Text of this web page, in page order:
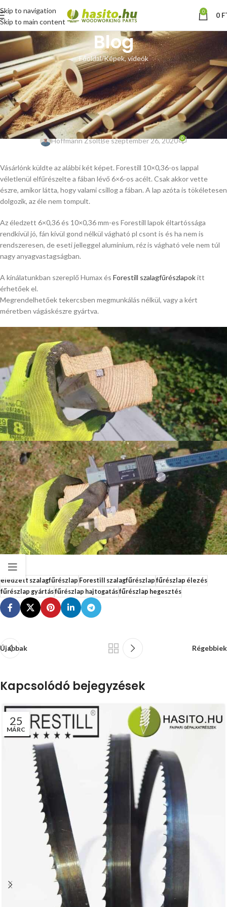
Skip to navigation
Skip to main content
0 0
Blog
Főoldal Képek, videók
KÉPEK, VIDEÓK
Forestill éledzett
szalagfűrészlap nem
rendeltetésszerűen használva
Hoffmann ZsoltBe szeptember 26, 2020 0
Vásárlónk küldte az alábbi két képet. Forestill 10×0,36-os lappal
véletlenül elfűrészelte a fában lévő 6×6-os acélt. Csak akkor vette
észre, amikor látta, hogy valami csillog a fában. A lap azóta is tökéletesen
dolgozik, az éle nem tompult.
Az éledzett 6×0,36 és 10×0,36 mm-es Forestill lapok éltartóssága
rendkívül jó, fán kívül gond nélkül vágható pl csont is és ha nem is
rendszeresen, de eseti jelleggel alumínium, réz is vágható vele nem túl
nagy anyagvastagságban.
A kínálatunkban szereplő Humax és Forestill szalagfűrészlapokitt
érhetőek el.
Megrendelhetőek tekercsben megmunkálás nélkül, vagy a kért
méretben vágáskészre gyártva.
éledzett szalagfűrészlap Forestill szalagfűrészlap fűrészlap élezés
fűrészlap gyártásfűrészlap hajtogatásfűrészlap hegesztés
Újabbak Régebbiek
Kapcsolódó bejegyzések
25
MÁRC